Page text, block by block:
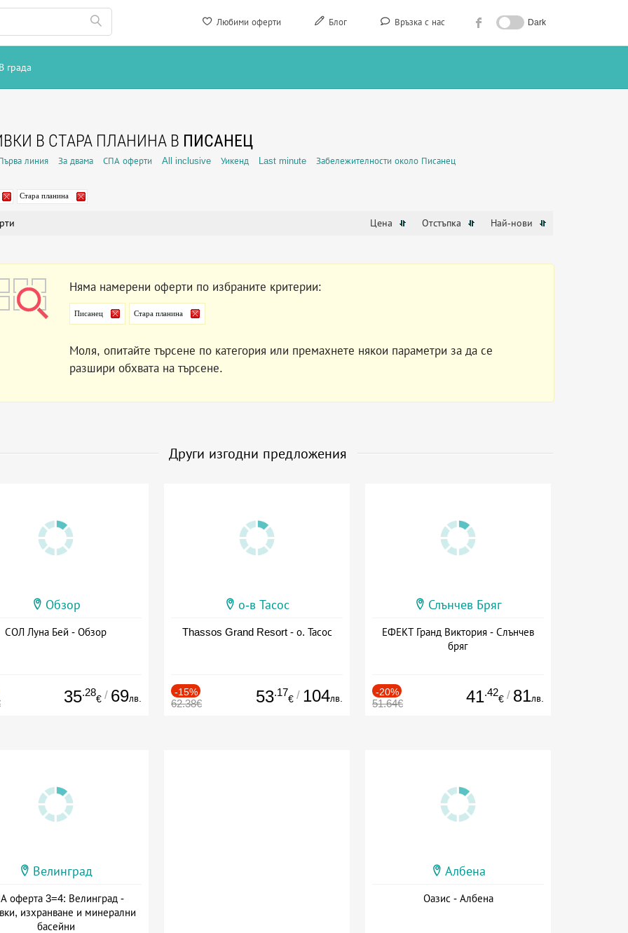
Любими оферти Блог Връзка с нас Dark
В града
В СТАРА ПЛАНИНА В ПИСАНЕЦ
линия За двама СПА оферти All inclusive Уикенд Last minute Забележителности около Писанец
Стара планина
Цена Отстъпка Най-нови
Няма намерени оферти по избраните критерии:
Писанец Стара планина
Моля, опитайте търсене по категория или премахнете някои параметри за да се
разшири обхвата на търсене.
Други изгодни предложения
Обзор
СОЛ Луна Бей - Обзор
35.28
€ / 69лв.
о-в Тасос
Thassos Grand Resort - о. Тасос
-15%
62.38€ 53.17
€ / 104лв.
Слънчев Бряг
ЕФЕКТ Гранд Виктория - Слънчев
бряг
-20%
51.64€ 41.42
€ / 81лв.
Велинград
оферта 3=4: Велинград -
изхранване и минерални
басейни
Албена
Оазис - Албена